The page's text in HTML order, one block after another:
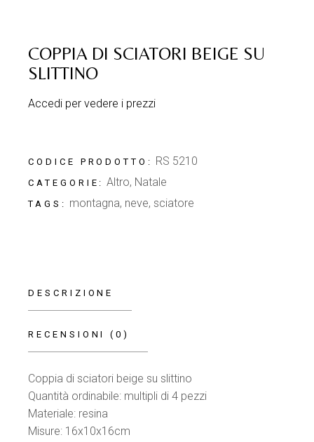
COPPIA DI SCIATORI BEIGE SU
SLITTINO
Accedi per vedere i prezzi
CODICE PRODOTTO: RS 5210
CATEGORIE: Altro, Natale
TAGS: montagna, neve, sciatore
DESCRIZIONE
RECENSIONI (0)
Coppia di sciatori beige su slittino
Quantità ordinabile: multipli di 4 pezzi
Materiale: resina
Misure: 16x10x16cm